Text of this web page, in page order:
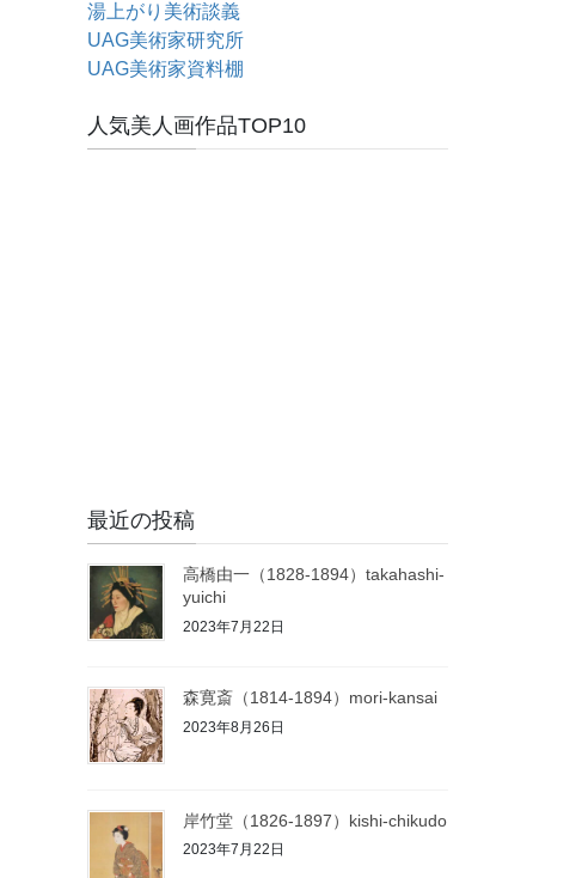
湯上がり美術談義
UAG美術家研究所
UAG美術家資料棚
人気美人画作品TOP10
最近の投稿
高橋由一（1828-1894）takahashi-
yuichi
2023年7月22日
森寛斎（1814-1894）mori-kansai
2023年8月26日
岸竹堂（1826-1897）kishi-chikudo
2023年7月22日